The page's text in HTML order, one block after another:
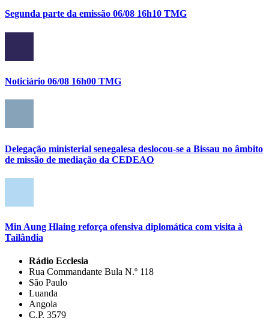
Segunda parte da emissão 06/08 16h10 TMG
Noticiário 06/08 16h00 TMG
Delegação ministerial senegalesa deslocou-se a Bissau no âmbito
de missão de mediação da CEDEAO
Min Aung Hlaing reforça ofensiva diplomática com visita à
Tailândia
Rádio Ecclesia
Rua Commandante Bula N.º 118
São Paulo
Luanda
Angola
C.P. 3579